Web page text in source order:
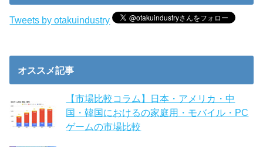
Tweets by otakuindustry
オススメ記事
【市場比較コラム】日本・アメリカ・中
国・韓国におけるの家庭用・モバイル・PC
ゲームの市場比較